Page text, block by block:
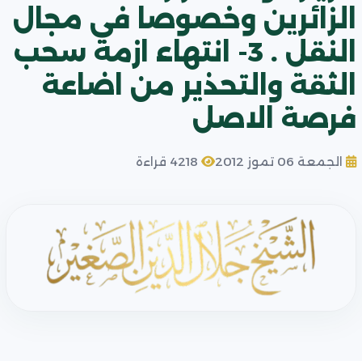
الزائرين وخصوصا في مجال
النقل . 3- انتهاء ازمة سحب
الثقة والتحذير من اضاعة
فرصة الاصل
الجمعة 06 تموز 2012